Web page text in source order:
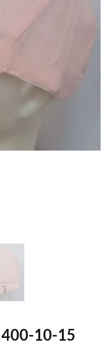
10-15